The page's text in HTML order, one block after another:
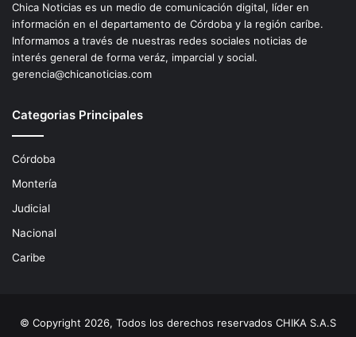
Chica Noticias es un medio de comunicación digital, líder en
información en el departamento de Córdoba y la región caríbe.
Informamos a través de nuestras redes sociales noticias de
interés general de forma veráz, imparcial y social.
gerencia@chicanoticias.com
Categorias Principales
Córdoba
Montería
Judicial
Nacional
Caribe
© Copyright 2026, Todos los derechos reservados CHIKA S.A.S